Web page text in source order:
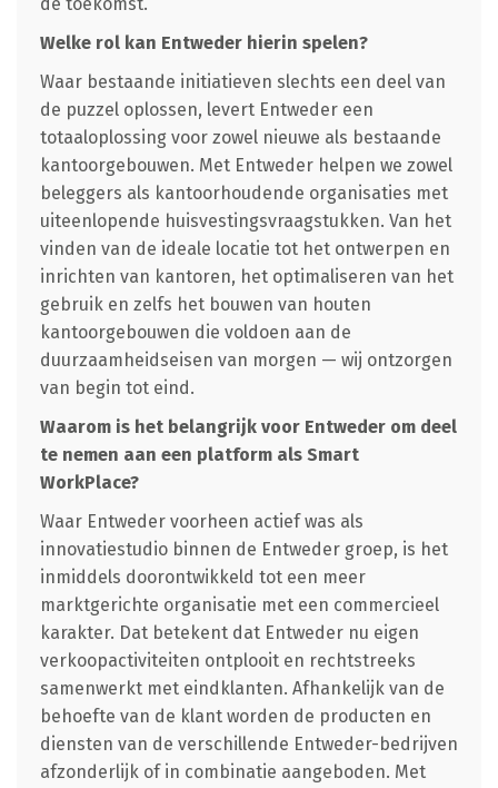
Welke rol kan Entweder hierin spelen?
Waar bestaande initiatieven slechts een deel van
de puzzel oplossen, levert Entweder een
totaaloplossing voor zowel nieuwe als bestaande
kantoorgebouwen. Met Entweder helpen we zowel
beleggers als kantoorhoudende organisaties met
uiteenlopende huisvestingsvraagstukken. Van het
vinden van de ideale locatie tot het ontwerpen en
inrichten van kantoren, het optimaliseren van het
gebruik en zelfs het bouwen van houten
kantoorgebouwen die voldoen aan de
duurzaamheidseisen van morgen — wij ontzorgen
van begin tot eind.
Waarom is het belangrijk voor Entweder om deel
te nemen aan een platform als Smart
WorkPlace?
Waar Entweder voorheen actief was als
innovatiestudio binnen de Entweder groep, is het
inmiddels doorontwikkeld tot een meer
marktgerichte organisatie met een commercieel
karakter. Dat betekent dat Entweder nu eigen
verkoopactiviteiten ontplooit en rechtstreeks
samenwerkt met eindklanten. Afhankelijk van de
behoefte van de klant worden de producten en
diensten van de verschillende Entweder-bedrijven
afzonderlijk of in combinatie aangeboden. Met